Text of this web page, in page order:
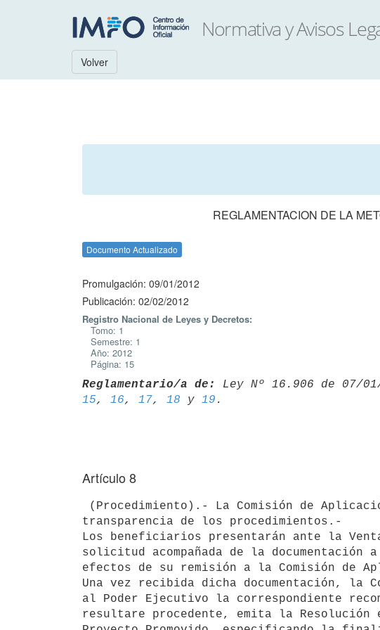
Volver
REGLAMENTACION DE LA
Documento Actualizado
Promulgación: 09/01/2012
Publicación: 02/02/2012
Registro Nacional de Leyes y Decretos:
Tomo: 1
Semestre: 1
Año: 2012
Página: 15
Reglamentario/a de: Ley Nº 16.906 de 07/
15, 16, 17, 18 y 19
Artículo 8
transparencia de los procedimientos.-
Los beneficiarios presentarán ante la
solicitud acompañada de la
efectos de su remisión a la Comisión de
Una vez recibida dicha documentación, la
al Poder Ejecutivo la correspondiente
resultare procedente, emita la Resolución